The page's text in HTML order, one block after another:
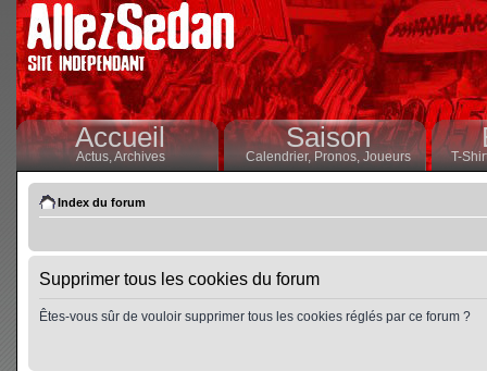
Accueil
Actus,Archives
Saison
Calendrier,Pronos, Joueurs T-
Index du forum
Supprimer tous les cookies du forum
Êtes-vous sûr de vouloir supprimer tous les cookies réglés par ce forum ?